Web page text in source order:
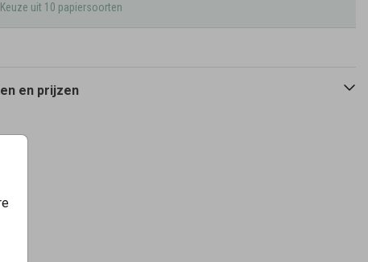
Keuze uit 10 papiersoorten
en prijzen